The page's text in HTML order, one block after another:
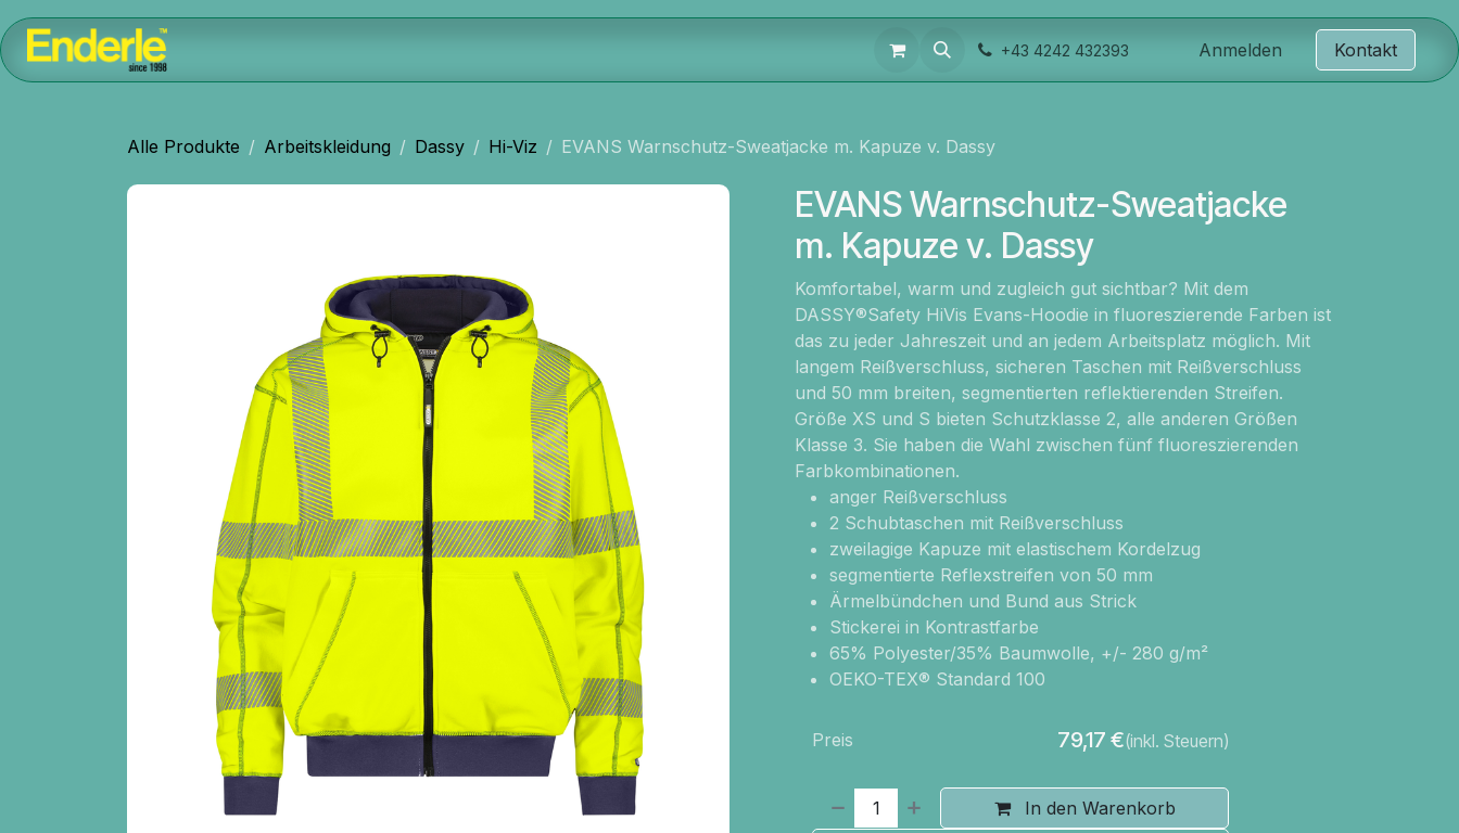
Zum Inhalt springen
+43 4242 432393 Anmelden Kontakt
Alle Produkte Arbeitskleidung Dassy Hi-Viz EVANS Warnschutz-Sweatjacke m. Kapuze v. Dassy
EVANS Warnschutz-Sweatjacke
m. Kapuze v. Dassy
Komfortabel, warm und zugleich gut sichtbar? Mit dem
DASSY®Safety HiVis Evans-Hoodie in fluoreszierende Farben ist
das zu jeder Jahreszeit und an jedem Arbeitsplatz möglich. Mit
langem Reißverschluss, sicheren Taschen mit Reißverschluss
und 50 mm breiten, segmentierten reflektierenden Streifen.
Größe XS und S bieten Schutzklasse 2, alle anderen Größen
Klasse 3. Sie haben die Wahl zwischen fünf fluoreszierenden
Farbkombinationen.
anger Reißverschluss
2 Schubtaschen mit Reißverschluss
zweilagige Kapuze mit elastischem Kordelzug
segmentierte Reflexstreifen von 50 mm
Ärmelbündchen und Bund aus Strick
Stickerei in Kontrastfarbe
65% Polyester/35% Baumwolle, +/- 280 g/m²
OEKO-TEX® Standard 100
In den Warenkorb
Preis 79,17 €(inkl. Steuern)